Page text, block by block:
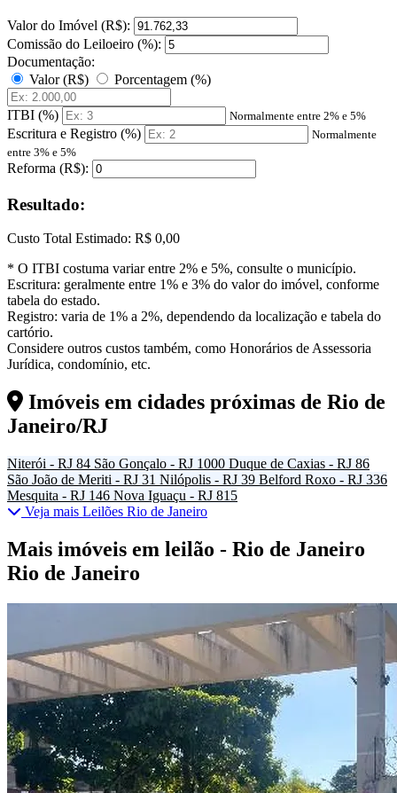
Valor do Imóvel (R$):
Comissão do Leiloeiro (%):
Documentação:
Valor (R$)
Porcentagem (%)
ITBI (%) Normalmente entre 2% e 5%
Escritura e Registro (%)
Normalmente
entre 3% e 5%
Reforma (R$):
Resultado:
Custo Total Estimado: R$ 0,00
* O ITBI costuma variar entre 2% e 5%, consulte o município.
Escritura: geralmente entre 1% e 3% do valor do imóvel, conforme
tabela do estado.
Registro: varia de 1% a 2%, dependendo da localização e tabela do
cartório.
Considere outros custos também, como Honorários de Assessoria
Jurídica, condomínio, etc.
Imóveis em cidades próximas de Rio de
Janeiro/RJ
Niterói - RJ 84 São Gonçalo - RJ 1000 Duque de Caxias - RJ 86
São João de Meriti - RJ 31 Nilópolis - RJ 39 Belford Roxo - RJ 336
Mesquita - RJ 146 Nova Iguaçu - RJ 815
Veja mais Leilões Rio de Janeiro
Mais imóveis em leilão - Rio de Janeiro
Rio de Janeiro